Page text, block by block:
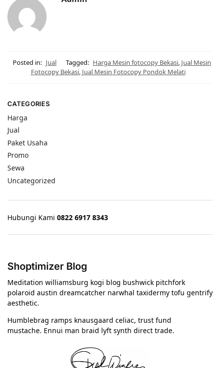
Posted in: Jual Tagged: Harga Mesin fotocopy Bekasi, Jual Mesin
Fotocopy Bekasi, Jual Mesin Fotocopy Pondok Melati
CATEGORIES
Harga
Jual
Paket Usaha
Promo
Sewa
Uncategorized
Hubungi Kami 0822 6917 8343
Shoptimizer Blog
Meditation williamsburg kogi blog bushwick pitchfork
polaroid austin dreamcatcher narwhal taxidermy tofu gentrify
aesthetic.
Humblebrag ramps knausgaard celiac, trust fund
mustache. Ennui man braid lyft synth direct trade.